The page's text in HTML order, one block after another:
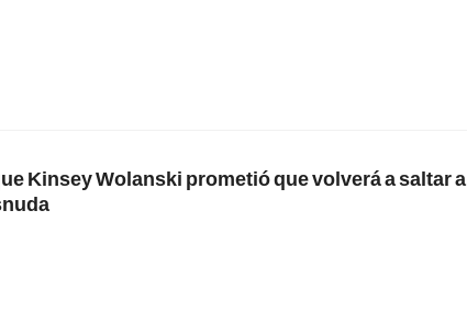
Kinsey Wolanski prometió que volverá a saltar